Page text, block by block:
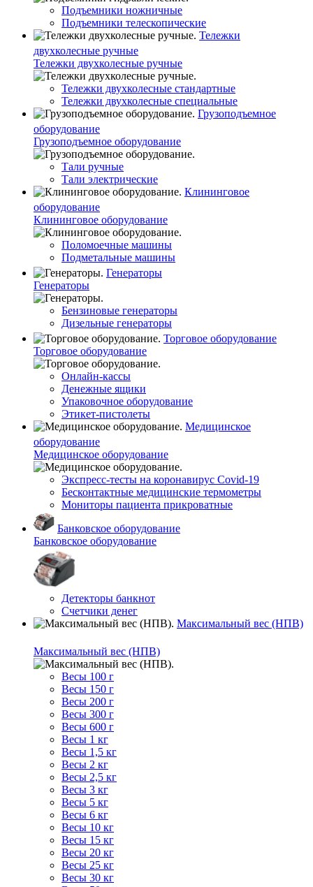
Подъемники ножничные
Подъемники телескопические
Тележки
двухколесные ручные
Тележки двухколесные ручные
Тележки двухколесные стандартные
Тележки двухколесные специальные
Грузоподъемное
оборудование
Грузоподъемное оборудование
Тали ручные
Тали электрические
Клининговое
оборудование
Клининговое оборудование
Поломоечные машины
Подметальные машины
Генераторы
Генераторы
Бензиновые генераторы
Дизельные генераторы
Торговое оборудование
Торговое оборудование
Онлайн-кассы
Денежные ящики
Упаковочное оборудование
Этикет-пистолеты
Медицинское
оборудование
Медицинское оборудование
Экспресс-тесты на коронавирус Covid-19
Бесконтактные медицинские термометры
Мониторы пациента прикроватные
Банковское оборудование
Банковское оборудование
Детекторы банкнот
Счетчики денег
Максимальный вес (НПВ)
Максимальный вес (НПВ)
Весы 100 г
Весы 150 г
Весы 200 г
Весы 300 г
Весы 600 г
Весы 1 кг
Весы 1,5 кг
Весы 2 кг
Весы 2,5 кг
Весы 3 кг
Весы 5 кг
Весы 6 кг
Весы 10 кг
Весы 15 кг
Весы 20 кг
Весы 25 кг
Весы 30 кг